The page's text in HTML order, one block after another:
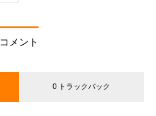
コメント
0 トラックバック